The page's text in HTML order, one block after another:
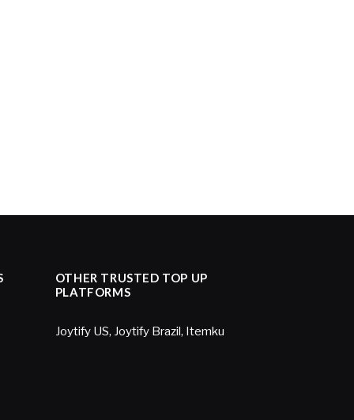
OTHER TRUSTED TOP UP
PLATFORMS
Joytify US, Joytify Brazil, Itemku